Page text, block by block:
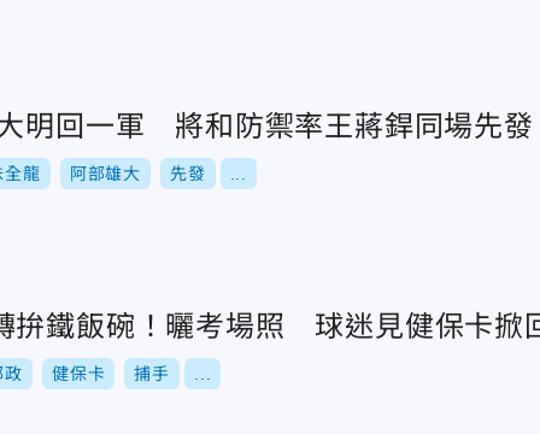
明回一軍 將和防禦率王蔣銲同場先發
全龍 阿部雄大 先發
拚鐵飯碗！曬考場照 球迷見健保卡掀
政 健保卡 捕手